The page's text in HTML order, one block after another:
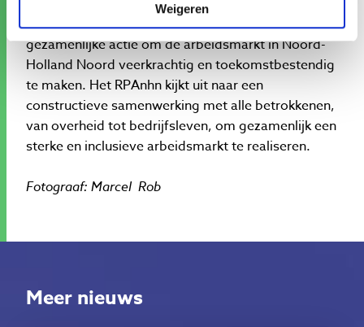
Weigeren
Met deze top is een krachtige stap gezet naar
gezamenlijke actie om de arbeidsmarkt in Noord-
Holland Noord veerkrachtig en toekomstbestendig
te maken. Het RPAnhn kijkt uit naar een
constructieve samenwerking met alle betrokkenen,
van overheid tot bedrijfsleven, om gezamenlijk een
sterke en inclusieve arbeidsmarkt te realiseren.
Fotograaf: Marcel Rob
Meer nieuws